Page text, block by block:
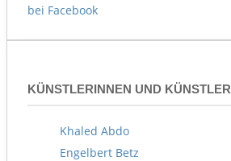
bei Facebook
KÜNSTLERINNEN UND KÜNSTLER
Khaled Abdo
Engelbert Betz